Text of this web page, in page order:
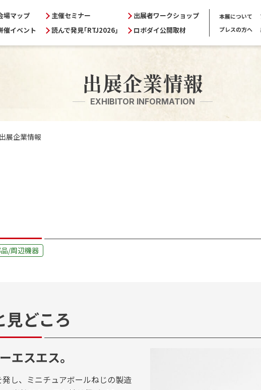
いて 出展者の方へ
出展対象
前回の実績
出展者インタビュー
会場・
場マップ 主催セミナー
出展者ワークショップ
催イベント 読んで発見｢RTJ2026｣ ロボダイ公開取材
本展について
プレスの方へ
出展企業情報
EXHIBITOR INFORMATION
出展企業情報
/周辺機器
見どころ
エスエス。
し、ミニチュアボールねじの製造